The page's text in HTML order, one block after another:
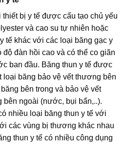
thiết bị y tế được cấu tạo chủ yếu
và cao su tự nhiên hoặc
tế khác với các loại băng gạc y
đàn hồi cao và có thể co giãn
ban đầu. Băng thun y tế được
loại băng bảo vệ vết thương bên
bên trong và bảo vệ vết
ngoài (nước, bụi bẩn,..).
nhiều loại băng thun y tế với
các vùng bị thương khác nhau
thun y tế có nhiều công dụng